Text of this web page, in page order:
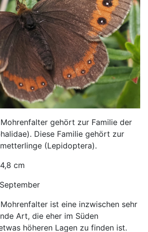
gehört zur Familie der
Diese Familie gehört zur
(Lepidoptera).
cm
ist eine inzwischen sehr
Art, die eher im Süden
höheren Lagen zu finden ist.